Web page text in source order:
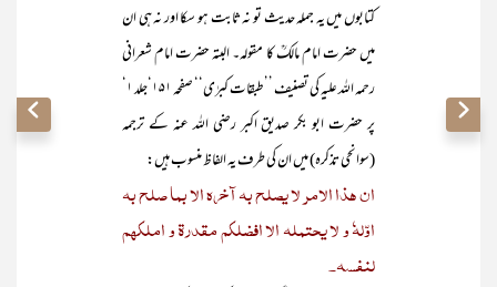
کتابوں میں یہ جملہ حدیث تو نہ ثابت ہو سکا اور نہ ہی ان
میں حضرت امام مالکؒ کا مقولہ۔ البتہ حضرت امام شعرانی
پر حضرت ابو بکر صدیق اکبر رضی اللہ عنہ کے ترجمہ
(سوانحی تذکرہ) میں ان کی طرف یہ الفاظ منسوب ہیں:
ان ھذا الامر لا یصلح بہ آخرہ الا بما صلح بہ
اوّلہٗ و لا یحتملہ الا افضلکم مقدرۃ و املکھم
لنفسہ۔